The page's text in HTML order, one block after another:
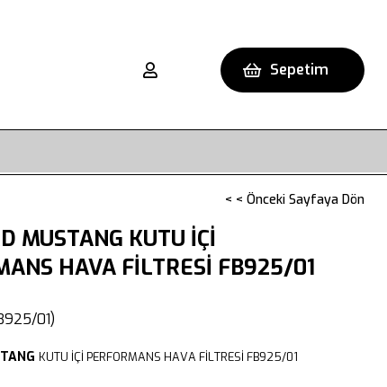
Sepetim
< < Önceki Sayfaya Dön
MUSTANG KUTU İÇİ
HAVA FİLTRESİ FB925/01
01)
KUTU İÇİ PERFORMANS HAVA FİLTRESİ FB925/01